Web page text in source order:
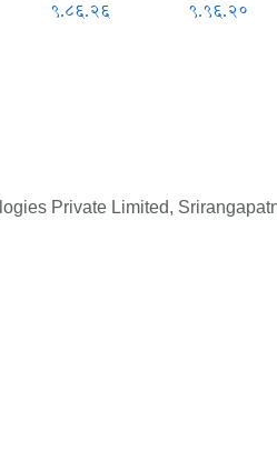
९.८६.२६
९.९६.२०
Private Limited,